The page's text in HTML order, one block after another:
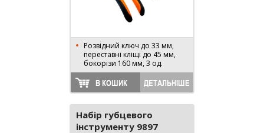
Розвідний ключ до 33 мм,
переставні кліщі до 45 мм,
бокорізи 160 мм, 3 од.
В КОШИК ДЕТАЛЬНІШЕ
Набір губцевого
інструменту 9897